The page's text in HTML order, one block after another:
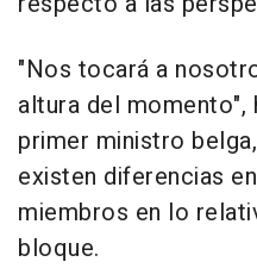
"Nos tocará a
altura del momento",
primer ministro
existen diferencias
miembros en lo
bloque.